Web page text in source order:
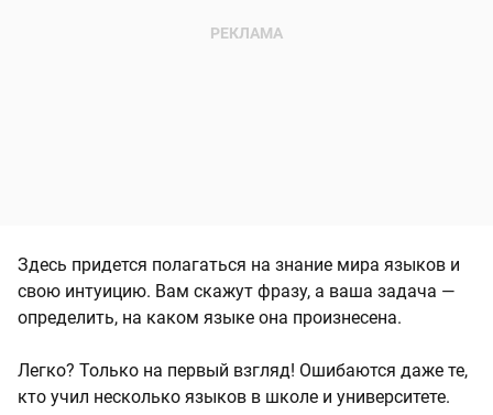
Здесь придется полагаться на знание мира языков и
свою интуицию. Вам скажут фразу, а ваша задача —
определить, на каком языке она произнесена.
Легко? Только на первый взгляд! Ошибаются даже те,
кто учил несколько языков в школе и университете.